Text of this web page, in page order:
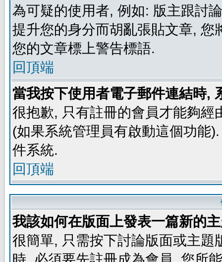
為可疑的使用者, 例如: 版主跟討
提升您的身分而胡亂張貼文章,
您的文章標上警告標語.
回頂端
當我按下使用者電子郵件連結時,
很抱歉, 只有註冊的會員才能夠
(如果系統管理員有啟動這個功能
件系統.
回頂端
我該如何在版面上發表一篇新的
很簡單, 只需按下討論版面或主